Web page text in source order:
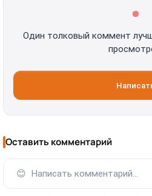
Один толковый коммент
Оставить комментарий
😊 Написать комментарий...